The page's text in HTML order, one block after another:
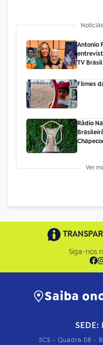
Antonio
TV Brasil
Filmes
Rádio
Ver
Siga-nos
Saiba
SCS - Quadra 08 -